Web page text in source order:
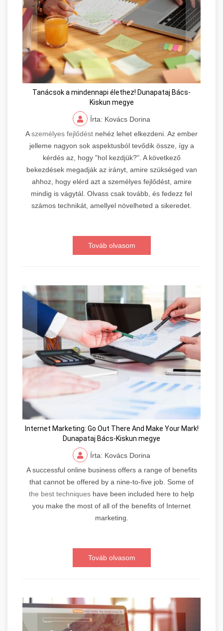
Tanácsok a mindennapi élethez! Dunapataj Bács-
Kiskun megye
Írta: Kovács Dorina
Aszemélyes fejlődést nehéz lehet elkezdeni. Az ember
jelleme nagyon sok aspektusból tevődik össze, így a
kérdés az, hogy "hol kezdjük?". A következő
bekezdések megadják az irányt, amire szükséged van
ahhoz, hogy elérd azt a személyes fejlődést, amire
mindig is vágytál. Olvass csak tovább, és fedezz fel
számos technikát, amellyel növelheted a sikeredet.
Továb olvasom
Internet Marketing: Go Out There And Make Your Mark!
Dunapataj Bács-Kiskun megye
Írta: Kovács Dorina
A successful online business offers a range of benefits
that cannot be offered by a nine-to-five job. Some of
the best techniques have been included here to help
you make the most of all of the benefits of Internet
marketing.
Továb olvasom